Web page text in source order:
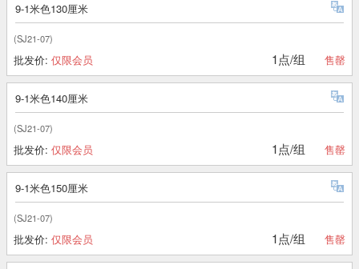
9-1米色130厘米
(SJ21-07)
批发价: 仅限会员 1点/组 售罄
9-1米色140厘米
(SJ21-07)
批发价: 仅限会员 1点/组 售罄
9-1米色150厘米
(SJ21-07)
批发价: 仅限会员 1点/组 售罄